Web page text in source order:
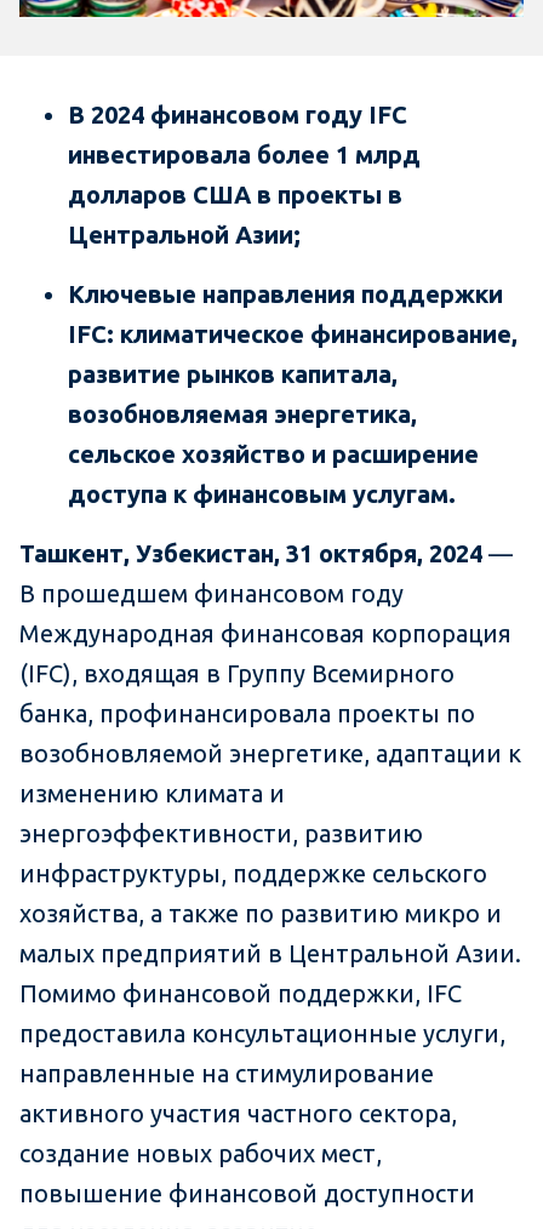
В 2024 финансовом году IFC
инвестировала более 1 млрд
долларов США в проекты в
Центральной Азии;
Ключевые направления поддержки
IFC: климатическое финансирование,
развитие рынков капитала,
возобновляемая энергетика,
сельское хозяйство и расширение
доступа к финансовым услугам.
Ташкент, Узбекистан, 31 октября, 2024 —
В прошедшем финансовом году
Международная финансовая корпорация
(IFC), входящая в Группу Всемирного
банка, профинансировала проекты по
возобновляемой энергетике, адаптации к
изменению климата и
энергоэффективности, развитию
инфраструктуры, поддержке сельского
хозяйства, а также по развитию микро и
малых предприятий в Центральной Азии.
Помимо финансовой поддержки, IFC
предоставила консультационные услуги,
направленные на стимулирование
активного участия частного сектора,
создание новых рабочих мест,
повышение финансовой доступности